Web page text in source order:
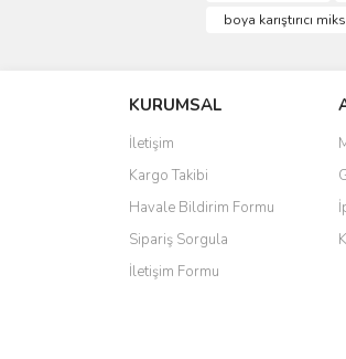
Ürün bilgilerinde hatalar
Ürün fiyatı diğer
Bu ürüne benzer farklı
boya karıştırıcı
KURUMSAL
İletişim
Kargo Takibi
Havale Bildirim Formu
Sipariş Sorgula
İletişim Formu